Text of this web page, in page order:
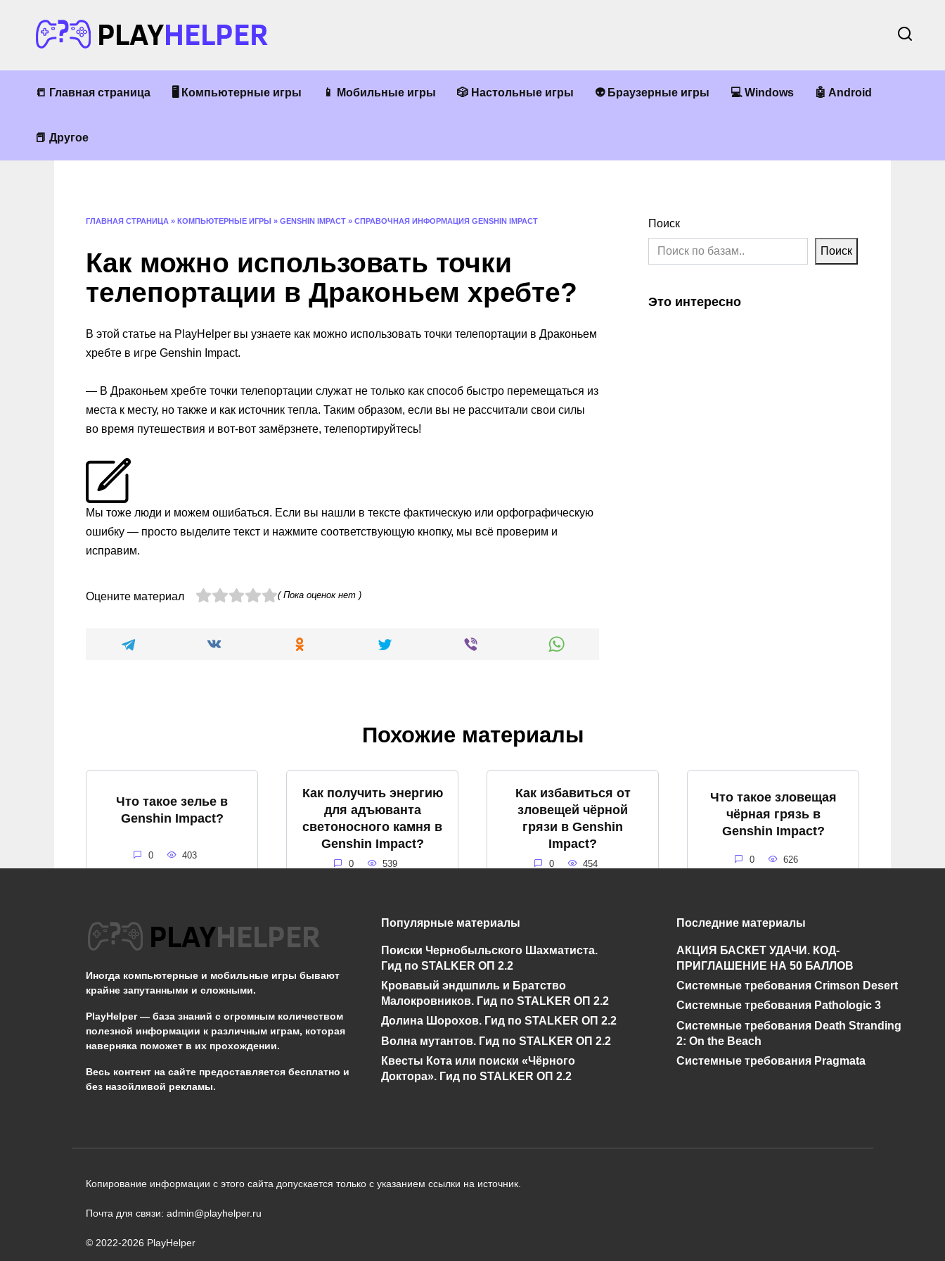
содержанию
📒 Главная страница 🖥 Компьютерные игры 📱 Мобильные игры 🎲 Настольные игры 👽 Браузерные игры 💻 Windows 🤖 Android
📕 Другое
ГЛАВНАЯ СТРАНИЦА » КОМПЬЮТЕРНЫЕ ИГРЫ » GENSHIN IMPACT » СПРАВОЧНАЯ ИНФОРМАЦИЯ GENSHIN IMPACT
Как можно использовать точки
телепортации в Драконьем хребте?
В этой статье на PlayHelper вы узнаете как можно использовать точки телепортации в Драконьем
хребте в игре Genshin Impact.
— В Драконьем хребте точки телепортации служат не только как способ быстро перемещаться из
места к месту, но также и как источник тепла. Таким образом, если вы не рассчитали свои силы
во время путешествия и вот-вот замёрзнете, телепортируйтесь!
Мы тоже люди и можем ошибаться. Если вы нашли в тексте фактическую или орфографическую
ошибку — просто выделите текст и нажмите соответствующую кнопку, мы всё проверим и
исправим.
Оцените материал ( Пока оценок нет )
Поиск
Поиск
Это интересно
Похожие материалы
Что такое зелье в
Genshin Impact?
0 403
Как получить энергию
для адъюванта
светоносного камня в
Genshin Impact?
0 539
Как избавиться от
зловещей чёрной
грязи в Genshin
Impact?
0 454
Что такое зловещая
чёрная грязь в
Genshin Impact?
0 626
Как спастись от
Genshin Impact?
0 653
Что такое громовое
бедствие в Genshin
Impact?
430
буря в Genshin
0
и где его найти в
Genshin Impact?
0 528
Иногда компьютерные и мобильные игры бывают
крайне запутанными и сложными.
PlayHelper — база знаний с огромным количеством
полезной информации к различным играм, которая
наверняка поможет в их прохождении.
Весь контент на сайте предоставляется бесплатно и
без назойливой рекламы.
Популярные материалы
Поиски Чернобыльского Шахматиста.
Гид по STALKER ОП 2.2
Кровавый эндшпиль и Братство
Малокровников. Гид по STALKER ОП 2.2
Долина Шорохов. Гид по STALKER ОП 2.2
Волна мутантов. Гид по STALKER ОП 2.2
Квесты Кота или поиски «Чёрного
Доктора». Гид по STALKER ОП 2.2
Последние материалы
АКЦИЯ БАСКЕТ УДАЧИ. КОД-
ПРИГЛАШЕНИЕ НА 50 БАЛЛОВ
Системные требования Crimson Desert
Системные требования Pathologic 3
Системные требования Death Stranding
2: On the Beach
Системные требования Pragmata
Копирование информации с этого сайта допускается только с указанием ссылки на источник.
Почта для связи: admin@playhelper.ru
© 2022-2026 PlayHelper
Сообщить об ошибке